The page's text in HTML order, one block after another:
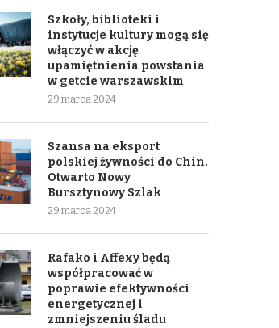
Szkoły, biblioteki i
instytucje kultury mogą się
włączyć w akcję
upamiętnienia powstania
w getcie warszawskim
29 marca 2024
Szansa na eksport
polskiej żywności do Chin.
Otwarto Nowy
Bursztynowy Szlak
29 marca 2024
Rafako i Affexy będą
współpracować w
poprawie efektywności
energetycznej i
zmniejszeniu śladu